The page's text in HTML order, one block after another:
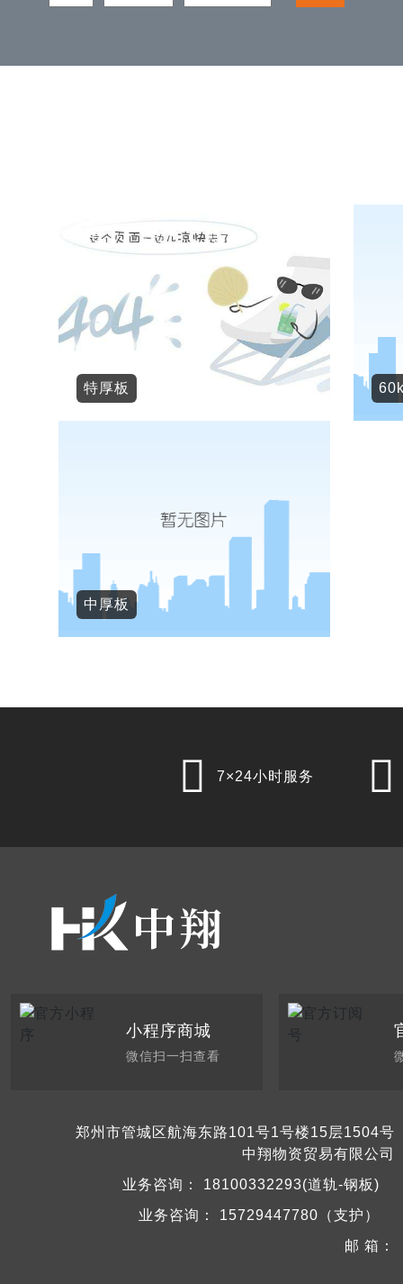
特厚板
中厚板
 7×24小时服务 
小程序商城
微信扫一扫查看
郑州市管城区航海东路101号1号楼15层1504号
中翔物资贸易有限公司
业务咨询：
18100332293(道轨-钢板)
业务咨询：
15729447780（支护）
邮 箱：